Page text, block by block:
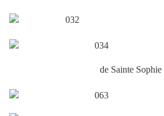
de Sainte Sophie